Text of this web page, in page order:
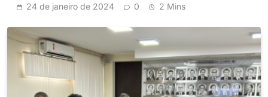
24 de janeiro de 2024 0 2 Mins